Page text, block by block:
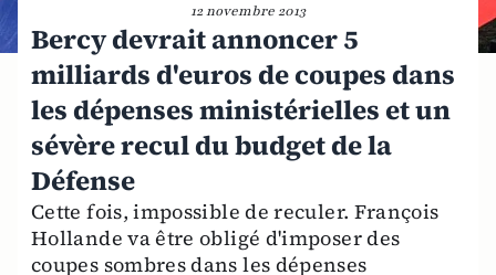
12 novembre 2013
Bercy devrait annoncer 5
milliards d'euros de coupes dans
les dépenses ministérielles et un
sévère recul du budget de la
Défense
Cette fois, impossible de reculer. François
Hollande va être obligé d'imposer des
coupes sombres dans les dépenses